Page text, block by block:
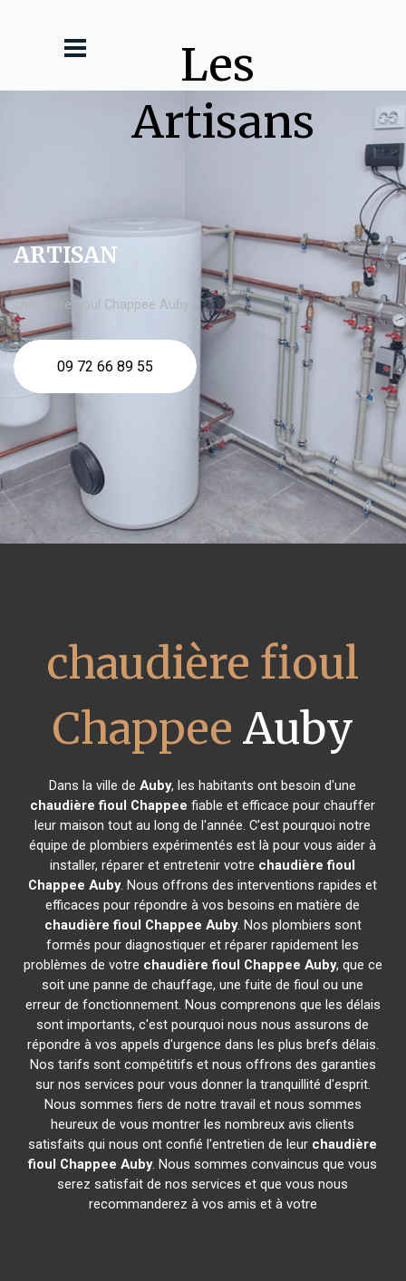
Les
Artisans
ARTISAN
chaudière fioul Chappee Auby
09 72 66 89 55
chaudière fioul
Chappee Auby
Dans la ville deAuby, les habitants ont besoin d'une
chaudière fioul Chappee fiable et efficace pour chauffer
leur maison tout au long de l'année. C'est pourquoi notre
équipe de plombiers expérimentés est là pour vous aider à
installer, réparer et entretenir votre chaudière fioul
Chappee Auby. Nous offrons des interventions rapides et
efficaces pour répondre à vos besoins en matière de
chaudière fioul Chappee Auby. Nos plombiers sont
formés pour diagnostiquer et réparer rapidement les
problèmes de votre chaudière fioul Chappee Auby, que ce
soit une panne de chauffage, une fuite de fioul ou une
erreur de fonctionnement. Nous comprenons que les délais
sont importants, c'est pourquoi nous nous assurons de
répondre à vos appels d'urgence dans les plus brefs délais.
Nos tarifs sont compétitifs et nous offrons des garanties
sur nos services pour vous donner la tranquillité d'esprit.
Nous sommes fiers de notre travail et nous sommes
heureux de vous montrer les nombreux avis clients
satisfaits qui nous ont confié l'entretien de leur chaudière
fioul Chappee Auby. Nous sommes convaincus que vous
serez satisfait de nos services et que vous nous
recommanderez à vos amis et à votre